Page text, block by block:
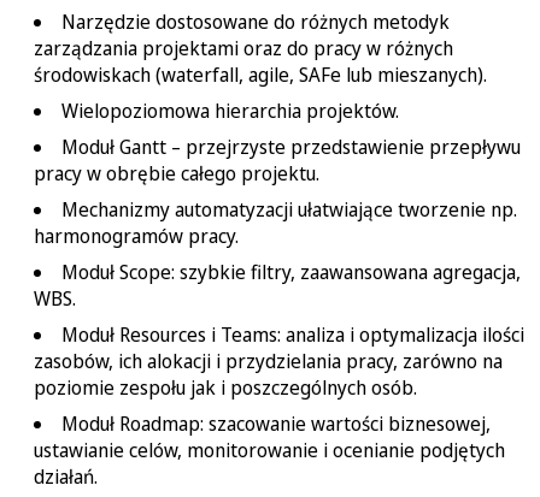
Narzędzie dostosowane do różnych metodyk
zarządzania projektami oraz do pracy w różnych
środowiskach (waterfall, agile, SAFe lub mieszanych).
Wielopoziomowa hierarchia projektów.
Moduł Gantt – przejrzyste przedstawienie przepływu
pracy w obrębie całego projektu.
Mechanizmy automatyzacji ułatwiające tworzenie np.
harmonogramów pracy.
Moduł Scope: szybkie filtry, zaawansowana agregacja,
WBS.
Moduł Resources i Teams: analiza i optymalizacja ilości
zasobów, ich alokacji i przydzielania pracy, zarówno na
poziomie zespołu jak i poszczególnych osób.
Moduł Roadmap: szacowanie wartości biznesowej,
ustawianie celów, monitorowanie i ocenianie podjętych
działań.